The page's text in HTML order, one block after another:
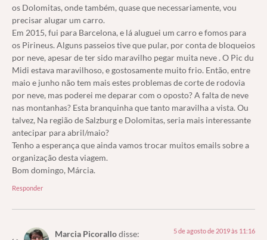
os Dolomitas, onde também, quase que necessariamente, vou
precisar alugar um carro.
Em 2015, fui para Barcelona, e lá aluguei um carro e fomos para
os Pirineus. Alguns passeios tive que pular, por conta de bloqueios
por neve, apesar de ter sido maravilho pegar muita neve . O Pic du
Midi estava maravilhoso, e gostosamente muito frio. Então, entre
maio e junho não tem mais estes problemas de corte de rodovia
por neve, mas poderei me deparar com o oposto? A falta de neve
nas montanhas? Esta branquinha que tanto maravilha a vista. Ou
talvez, Na região de Salzburg e Dolomitas, seria mais interessante
antecipar para abril/maio?
Tenho a esperança que ainda vamos trocar muitos emails sobre a
organização desta viagem.
Bom domingo, Márcia.
Responder
Marcia Picorallodisse: 5 de agosto de 2019 às 11:16